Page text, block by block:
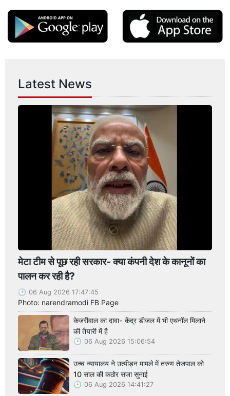
Latest News
मेटा टीम से पूछ रही सरकार- क्या कंपनी देश के कानूनों का
पालन कर रही है?
06 Aug 2026 17:47:45
Photo: narendramodi FB Page
केजरीवाल का दावा- केंद्र डीजल में भी एथनॉल मिलाने
की तैयारी में है
06 Aug 2026 15:06:54
उच्च न्यायालय ने उत्पीड़न मामले में तरुण तेजपाल को
10 साल की कठोर सजा सुनाई
06 Aug 2026 14:41:27